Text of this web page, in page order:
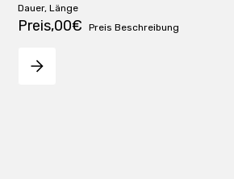
Dauer, Länge
Preis,00€ Preis Beschreibung